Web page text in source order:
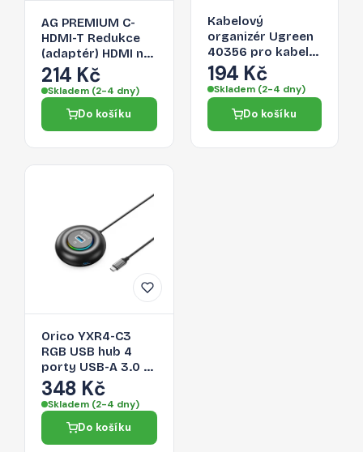
AG PREMIUM C-
HDMI-T Redukce
(adaptér) HDMI na
USB-C 3.1, délka
17cm, bílo-stříbrná
214 Kč
Skladem (2-4 dny)
Do košíku
Kabelový
organizér Ugreen
40356 pro kabely
- černá
194 Kč
Skladem (2-4 dny)
Do košíku
Orico YXR4-C3
RGB USB hub 4
porty USB-A 3.0 s
audio/mikrofonním
portem 0,3 m –
černý
348 Kč
Skladem (2-4 dny)
Do košíku